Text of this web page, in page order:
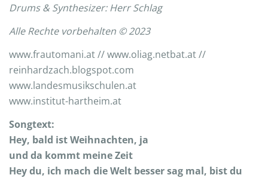
Drums & Synthesizer: Herr Schlag
Alle Rechte vorbehalten © 2023
www.frautomani.at // www.oliag.netbat.at //
reinhardzach.blogspot.com
www.landesmusikschulen.at
www.institut-hartheim.at
Songtext:
Hey, bald ist Weihnachten, ja
und da kommt meine Zeit
Hey du, ich mach die Welt besser sag mal, bist du